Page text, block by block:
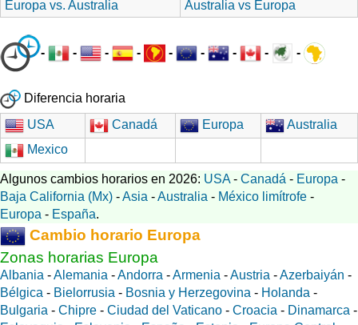
Europa vs. Australia Australia vs Europa
- - - - - - - - -
Diferencia horaria
USA
Canadá Europa
Australia
Mexico
Algunos cambios horarios en 2026: USA- Canadá - Europa -
Baja California (Mx) -Asia -Australia - México limítrofe -
Europa - España.
Cambio horario Europa
Zonas horarias Europa
Albania -Alemania -Andorra -Armenia -Austria -Azerbaiyán -
Bélgica - Bielorrusia - Bosnia y Herzegovina - Holanda -
Bulgaria - Chipre - Ciudad del Vaticano - Croacia - Dinamarca -